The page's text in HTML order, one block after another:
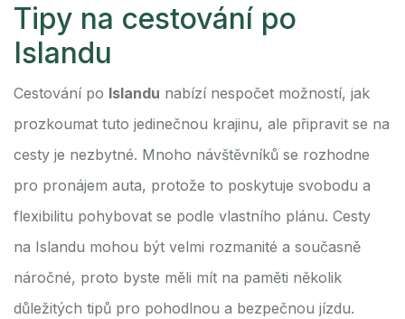
Tipy na cestování po
Islandu
Cestování po Islandu nabízí nespočet možností, jak
prozkoumat tuto jedinečnou krajinu, ale připravit se na
cesty je nezbytné. Mnoho návštěvníků se rozhodne
pro pronájem auta, protože to poskytuje svobodu a
flexibilitu pohybovat se podle vlastního plánu. Cesty
na Islandu mohou být velmi rozmanité a současně
náročné, proto byste měli mít na paměti několik
důležitých tipů pro pohodlnou a bezpečnou jízdu.